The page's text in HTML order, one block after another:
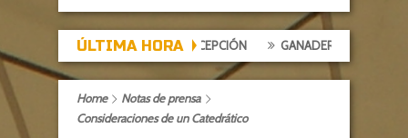
ÚLTIMA HORA
EXPECTACIÓN, TARDE DE DECEPCIÓN GANADERÍAS: ALCURRUCÉN
Home
Notas de prensa
Consideraciones de un Catedrático